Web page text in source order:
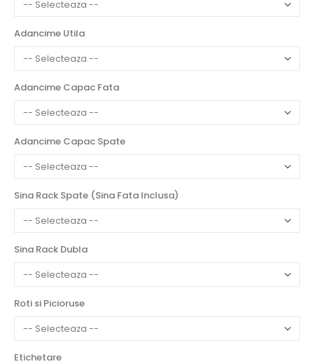
Adancime Utila
Adancime Capac Fata
Adancime Capac Spate
Sina Rack Spate (Sina Fata Inclusa)
Sina Rack Dubla
Roti si Picioruse
Etichetare